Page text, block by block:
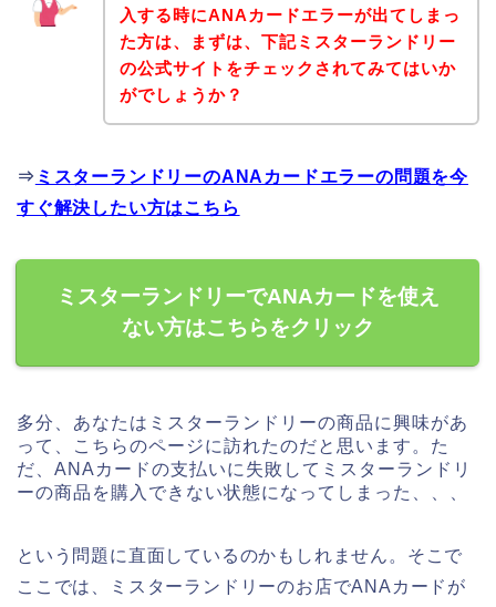
入する時にANAカードエラーが出てしまっ
た方は、まずは、下記ミスターランドリー
の公式サイトをチェックされてみてはいか
がでしょうか？
⇒ ミスターランドリーのANAカードエラーの問題を今
すぐ解決したい方はこちら
ミスターランドリーでANAカードを使え
ない方はこちらをクリック
多分、あなたはミスターランドリーの商品に興味があ
って、こちらのページに訪れたのだと思います。た
だ、ANAカードの支払いに失敗してミスターランドリ
ーの商品を購入できない状態になってしまった、、、
という問題に直面しているのかもしれません。そこで
ここでは、ミスターランドリーのお店でANAカードが